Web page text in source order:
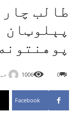
پېلوټان
0
1006
Facebook